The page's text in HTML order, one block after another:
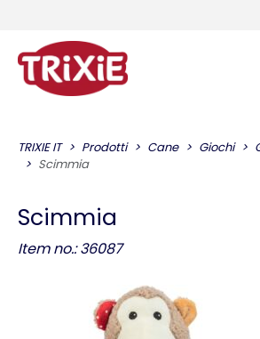
TRIXIE IT Prodotti Cane Giochi
Scimmia
Scimmia
Item no.: 36087